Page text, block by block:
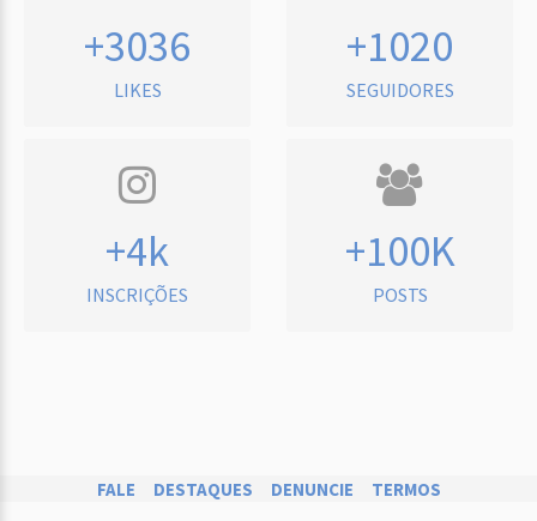
+3036
LIKES
+1020
SEGUIDORES
+4k
INSCRIÇÕES
+100K
POSTS
FALE DESTAQUES DENUNCIE TERMOS